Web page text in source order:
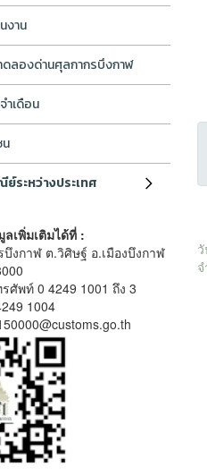
งาน
ดลองด่านศุลกากรบึงกาฬ
ำเดือน
ระหว่างประเทศ
เพิ่มเติมได้ที่ :
งกาฬ ต.วิศิษฐ์ อ.เมืองบึงกาฬ
ศัพท์ 0 4249 1001 ถึง 3
1004